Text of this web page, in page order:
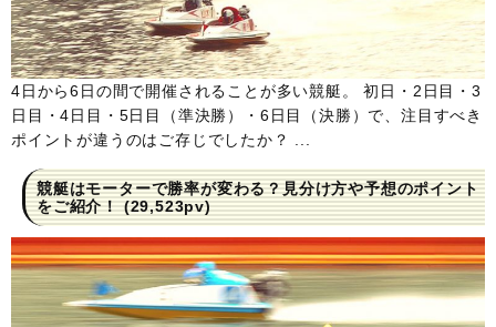
4日から6日の間で開催されることが多い競艇。 初日・2日目・3
日目・4日目・5日目（準決勝）・6日目（決勝）で、注目すべき
ポイントが違うのはご存じでしたか？ ...
競艇はモーターで勝率が変わる？見分け方や予想のポイント
をご紹介！(29,523pv)